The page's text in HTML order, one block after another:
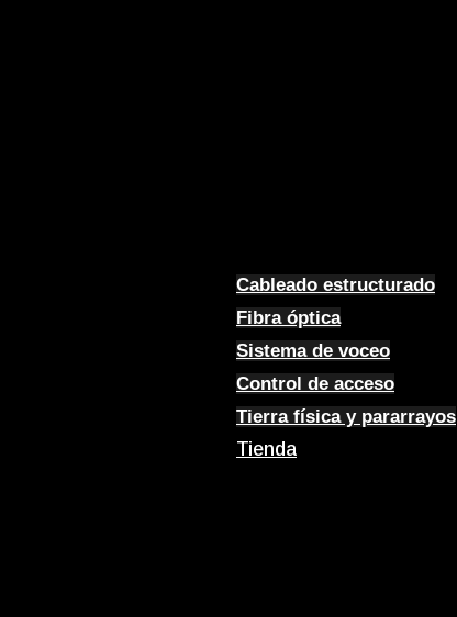
Cableado estructurado
Fibra óptica
Sistema de voceo
Control de acceso
Tierra física y pararrayos
Tienda